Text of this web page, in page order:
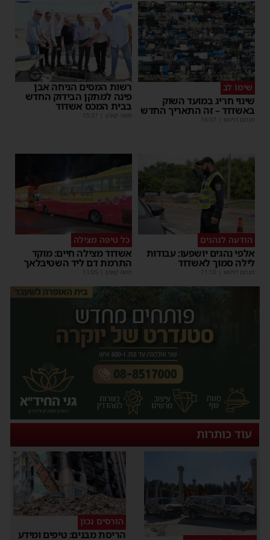
שימו לב
שינוי חריג במועד השוק
באשדוד – זה התאריך החדש
מנחם דויטש 16:07
רשות המסים הניחה אבן
פינה למתקן הבידוק החדש
בבית המכס אשדוד
משה קאהן 15:37
הודעה לנהגים
אלפי נהגים יושפעו: עבודות
לילה סמוך לאשדוד
מנחם דויטש 11:10
כל טיפה מצילה
אשדוד מצילה חיים: מוקד
התרמת דם ליד השטיבלאך
משה קאהן 11:05
עוד כותרות
הורסים נכון
הריסת מבנים: טיפים ומידע